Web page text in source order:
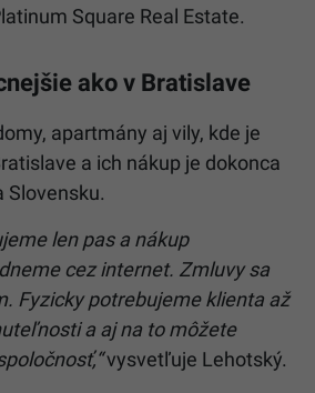
Square Real Estate.
ako v Bratislave
apartmány aj vily, kde je
a ich nákup je dokonca
Slovensku.
len pas a nákup
cez internet. Zmluvy sa
Fyzicky potrebujeme klienta až
a aj na to môžete
vysvetľuje Lehotský.